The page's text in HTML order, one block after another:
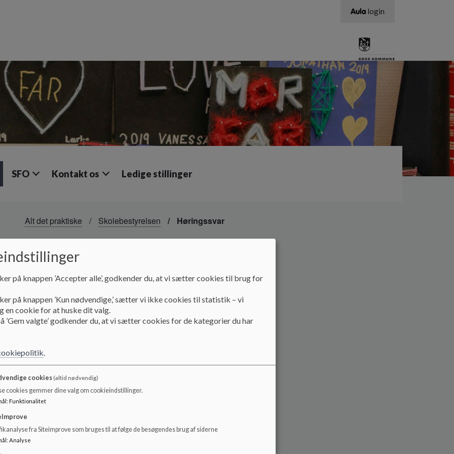
login
SFO Kontakt os Ledige stillinger
Alt det praktiske Skolebestyrelsen Høringssvar
Høringssvar
Skolebestyrelsens høringssvar
Dokumenter
Hoeringssvar_aktiv-tilstedevaerelse-april-2020_0.pdf
Horingssvar_Hoejelseskole_BU-politik_november-2019_0.pdf
på knappen ’Accepter alle’, godkender du, at vi sætter cookies til brug for
på knappen ’Kun nødvendige,’ sætter vi ikke cookies til statistik – vi
en cookie for at huske dit valg.
’Gem valgte’ godkender du, at vi sætter cookies for de kategorier du har
.
cookies(altid nødvendig)
cookies gemmer dine valg om cookieindstillinger.
: Funktionalitet
fra Siteimprove som bruges til at følge de besøgendes brug af siderne
: Analyse